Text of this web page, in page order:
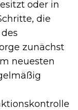
oder in
die
zunächst
neuesten